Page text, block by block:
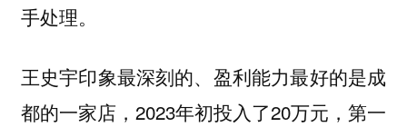
手处理。
王史宇印象最深刻的、盈利能力最好的是成
都的一家店，2023年初投入了20万元，第一